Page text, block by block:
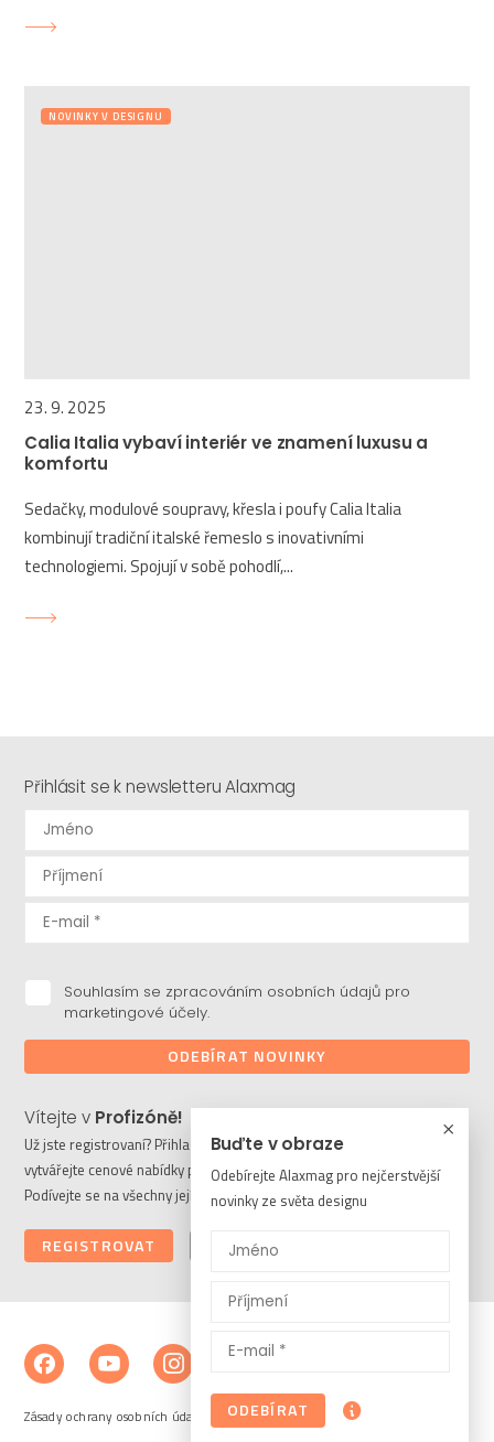
NOVINKY V DESIGNU
23. 9. 2025
Calia Italia vybaví interiér ve znamení luxusu a
komfortu
Sedačky, modulové soupravy, křesla i poufy Calia Italia
kombinují tradiční italské řemeslo s inovativními
technologiemi. Spojují v sobě pohodlí,...
Buďte v obraze
Odebírejte Alaxmag pro nejčerstvější
novinky ze světa designu
ODEBÍRAT
Přihlásit se k newsletteru Alaxmag
Souhlasím se zpracováním osobních údajů pro
marketingové účely.
ODEBÍRAT NOVINKY
Vítejte v Profizóně!
Už jste registrovaní? Přihlaste se a stahujte potřebné soubory či
vytvářejte cenové nabídky pro vaše klienty. Ještě nejste členem?
Podívejte se na všechny její výhody a registrujte se ještě dnes.
REGISTROVAT PŘIHLÁSIT
Zásady ochrany osobních údajů a cookies